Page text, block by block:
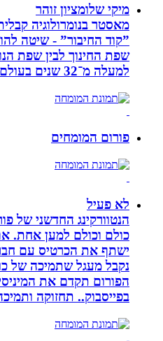
מיקי שלומציון זוהר
מאסטר בנומרולוגיה
”קוד החיבור” - שיטה
שפת החינוך לבין שפת
למעלה מ־32 שנים בעולם החינוך.
פורום המומחים
לא פעיל
הנטוורקינג החדשני של
כולם וכולם למען אחת.
ישתף את הכרטיס עם
נקבל מעגל שתמיכה של
הפורום תקדם את המיניסייט
בפייסבוק.. תחזוקה ותמיכה